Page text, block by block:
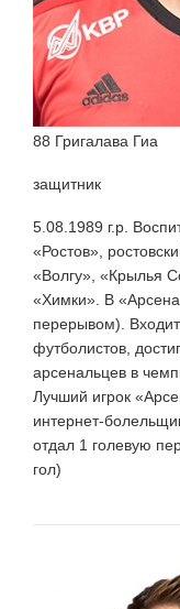
88 Григалава Гиа
защитник
5.08.1989 г.р.
«Ростов»,
«Волгу», «Крылья
«Химки». В
перерывом).
футболистов,
арсенальцев в
Лучший игрок
интернет-
отдал 1 голевую
гол)